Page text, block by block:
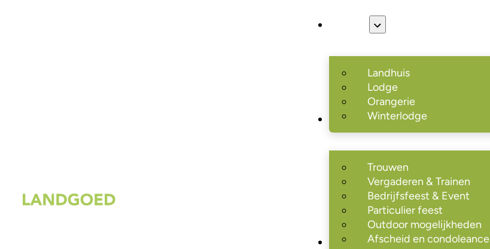
Landhuis
Lodge
Orangerie
Winterlodge
Mogelijkheden
Trouwen
Vergaderen & Trainen
Bedrijfsfeest & Event
Particulier feest
Outdoor mogelijkheden
Afscheid en condoleance
Over Ons